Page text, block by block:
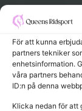
För att kunna
partners tekniker
enhetsinformation.
våra partners
ID:n på denna
Klicka nedan för att